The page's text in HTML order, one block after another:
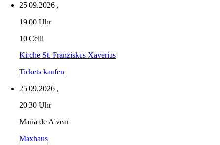
25.09.2026 ,
19:00 Uhr
10 Celli
Kirche St. Franziskus Xaverius
Tickets kaufen
25.09.2026 ,
20:30 Uhr
Maria de Alvear
Maxhaus